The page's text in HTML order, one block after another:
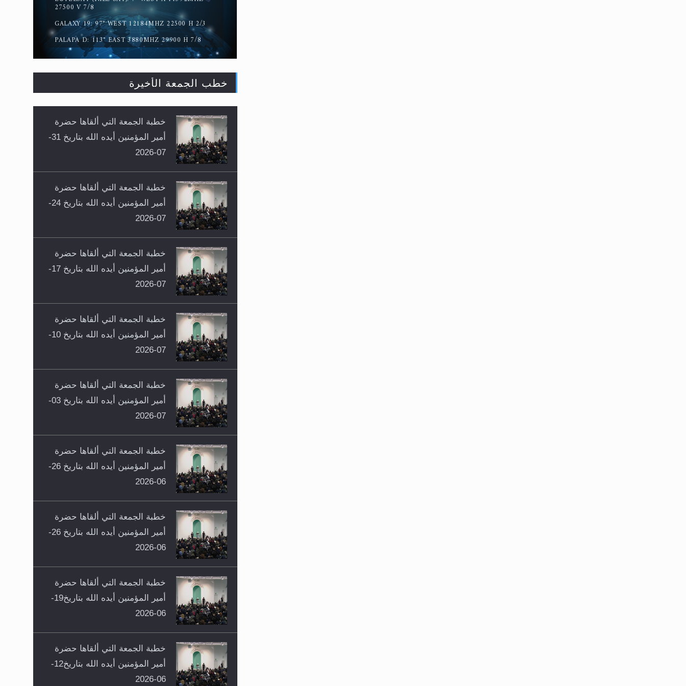
27500 V 7/8
GALAXY 19: 97° WEST 12184MHZ 22500 H 2/3
PALAPA D: 113° EAST 3880MHZ 29900 H 7/8
خطب الجمعة الأخيرة
خطبة الجمعة التي ألقاها حضرة
أمير المؤمنين أيده الله بتاريخ 31-
07-2026
خطبة الجمعة التي ألقاها حضرة
أمير المؤمنين أيده الله بتاريخ 24-
07-2026
خطبة الجمعة التي ألقاها حضرة
أمير المؤمنين أيده الله بتاريخ 17-
07-2026
خطبة الجمعة التي ألقاها حضرة
أمير المؤمنين أيده الله بتاريخ 10-
07-2026
خطبة الجمعة التي ألقاها حضرة
أمير المؤمنين أيده الله بتاريخ 03-
07-2026
خطبة الجمعة التي ألقاها حضرة
أمير المؤمنين أيده الله بتاريخ 26-
06-2026
خطبة الجمعة التي ألقاها حضرة
أمير المؤمنين أيده الله بتاريخ 26-
06-2026
خطبة الجمعة التي ألقاها حضرة
أمير المؤمنين أيده الله بتاريخ19-
06-2026
خطبة الجمعة التي ألقاها حضرة
أمير المؤمنين أيده الله بتاريخ12-
06-2026